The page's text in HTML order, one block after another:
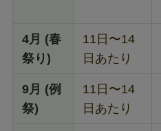
4月 (春
祭り)
11日〜14
日あたり
9月 (例
祭)
11日〜14
日あたり